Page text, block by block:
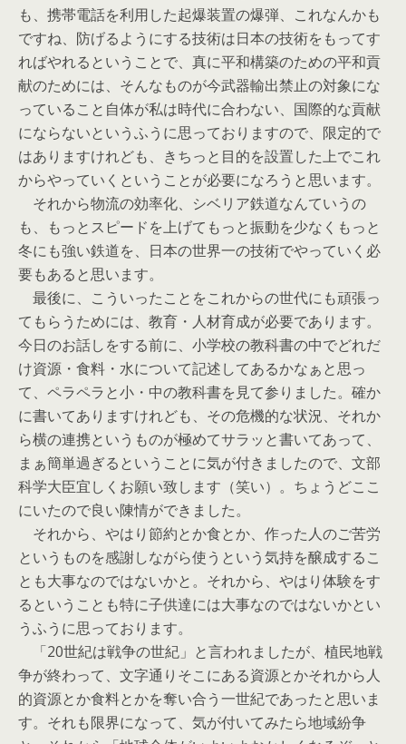
も、携帯電話を利用した起爆装置の爆弾、これなんかも
ですね、防げるようにする技術は日本の技術をもってす
ればやれるということで、真に平和構築のための平和貢
献のためには、そんなものが今武器輸出禁止の対象にな
っていること自体が私は時代に合わない、国際的な貢献
にならないというふうに思っておりますので、限定的で
はありますけれども、きちっと目的を設置した上でこれ
からやっていくということが必要になろうと思います。
それから物流の効率化、シベリア鉄道なんていうの
も、もっとスピードを上げてもっと振動を少なくもっと
冬にも強い鉄道を、日本の世界一の技術でやっていく必
要もあると思います。
最後に、こういったことをこれからの世代にも頑張っ
てもらうためには、教育・人材育成が必要であります。
今日のお話しをする前に、小学校の教科書の中でどれだ
け資源・食料・水について記述してあるかなぁと思っ
て、ペラペラと小・中の教科書を見て参りました。確か
に書いてありますけれども、その危機的な状況、それか
ら横の連携というものが極めてサラッと書いてあって、
まぁ簡単過ぎるということに気が付きましたので、文部
科学大臣宜しくお願い致します（笑い）。ちょうどここ
にいたので良い陳情ができました。
それから、やはり節約とか食とか、作った人のご苦労
というものを感謝しながら使うという気持を醸成するこ
とも大事なのではないかと。それから、やはり体験をす
るということも特に子供達には大事なのではないかとい
うふうに思っております。
「20世紀は戦争の世紀」と言われましたが、植民地戦
争が終わって、文字通りそこにある資源とかそれから人
的資源とか食料とかを奪い合う一世紀であったと思いま
す。それも限界になって、気が付いてみたら地域紛争